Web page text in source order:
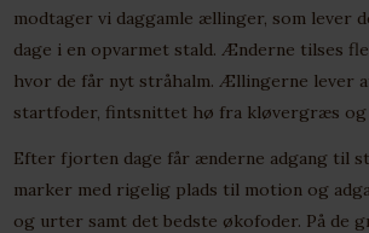
modtager vi daggamle ællinger, som lever
dage i en opvarmet stald. Ænderne tilses
hvor de får nyt stråhalm. Ællingerne lever
startfoder, fintsnittet hø fra kløvergræs og
Efter fjorten dage får ænderne adgang til
marker med rigelig plads til motion og
og urter samt det bedste økofoder. På de